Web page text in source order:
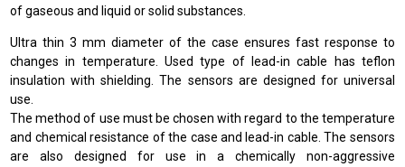
of gaseous and liquid or solid substances.
Ultra thin 3 mm diameter of the case ensures fast response to
changes in temperature. Used type of lead-in cable has teflon
insulation with shielding. The sensors are designed for universal
use.
The method of use must be chosen with regard to the temperature
and chemical resistance of the case and lead-in cable. The sensors
are also designed for use in a chemically non-aggressive